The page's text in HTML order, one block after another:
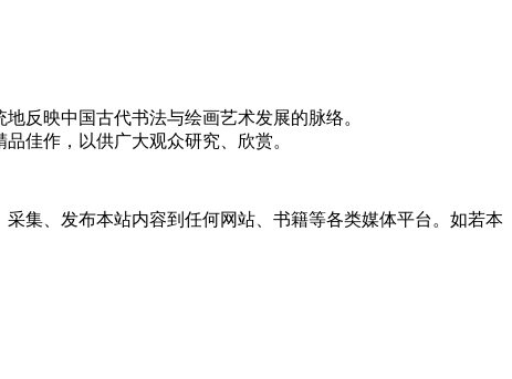
反映中国古代书法与绘画艺术发展的脉络。
佳作，以供广大观众研究、欣赏。
集、发布本站内容到任何网站、书籍等各类媒体平台。如若本